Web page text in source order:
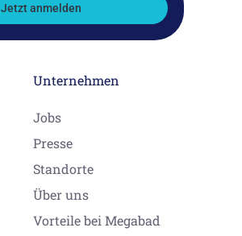
Jetzt anmelden
Unternehmen
Jobs
Presse
Standorte
Über uns
Vorteile bei Megabad